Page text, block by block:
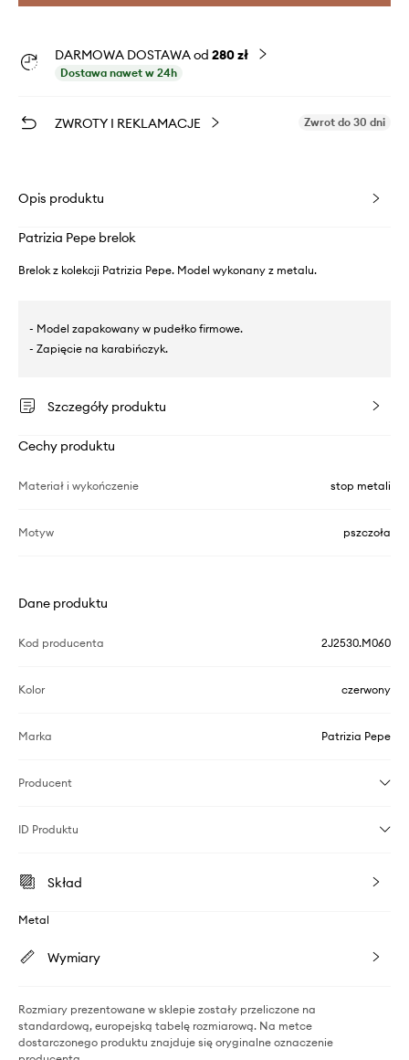
DARMOWA DOSTAWA od 280 zł
Dostawa nawet w 24h
ZWROTY I REKLAMACJE Zwrot do 30 dni
Opis produktu
Patrizia Pepe brelok
Brelok z kolekcji Patrizia Pepe. Model wykonany z metalu.
- Model zapakowany w pudełko firmowe.
- Zapięcie na karabińczyk.
Szczegóły produktu
Cechy produktu
Materiał i wykończenie stop metali
Motyw pszczoła
Dane produktu
Kod producenta 2J2530.M060
Kolor czerwony
Marka Patrizia Pepe
Producent
ID Produktu
Skład
Metal
Wymiary
Rozmiary prezentowane w sklepie zostały przeliczone na
standardową, europejską tabelę rozmiarową. Na metce
dostarczonego produktu znajduje się oryginalne oznaczenie